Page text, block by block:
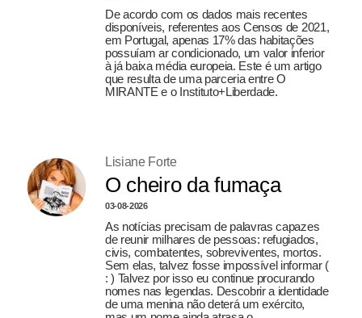
De acordo com os dados mais recentes
disponíveis, referentes aos Censos de 2021,
em Portugal, apenas 17% das habitações
possuíam ar condicionado, um valor inferior
à já baixa média europeia. Este é um artigo
que resulta de uma parceria entre O
MIRANTE e o Instituto+Liberdade.
Lisiane Forte
O cheiro da fumaça
03-08-2026
As notícias precisam de palavras capazes
de reunir milhares de pessoas: refugiados,
civis, combatentes, sobreviventes, mortos.
Sem elas, talvez fosse impossível informar (
: ) Talvez por isso eu continue procurando
nomes nas legendas. Descobrir a identidade
de uma menina não deterá um exército,